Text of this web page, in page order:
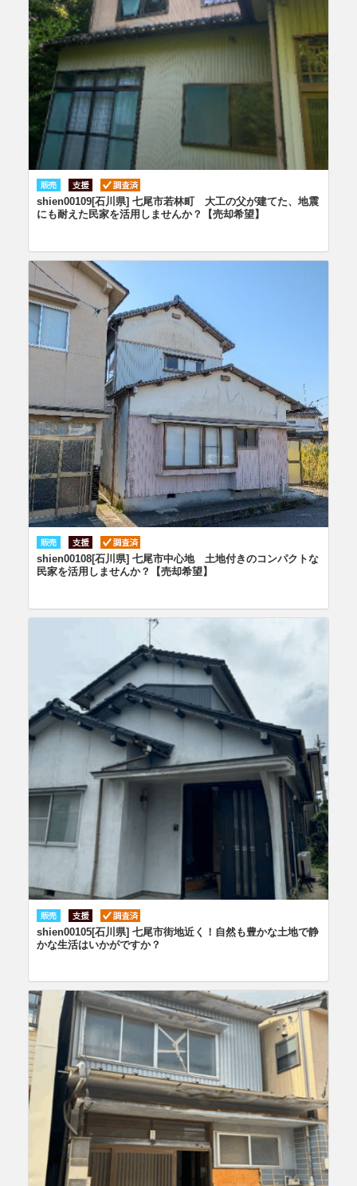
shien00109[石川県] 七尾市若林町 大工の父が建てた、地震
にも耐えた民家を活用しませんか？【売却希望】
shien00108[石川県] 七尾市中心地 土地付きのコンパクトな
民家を活用しませんか？【売却希望】
shien00105[石川県] 七尾市街地近く！自然も豊かな土地で静
かな生活はいかがですか？